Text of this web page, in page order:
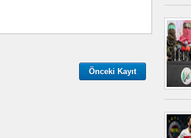
Önceki Kayıt